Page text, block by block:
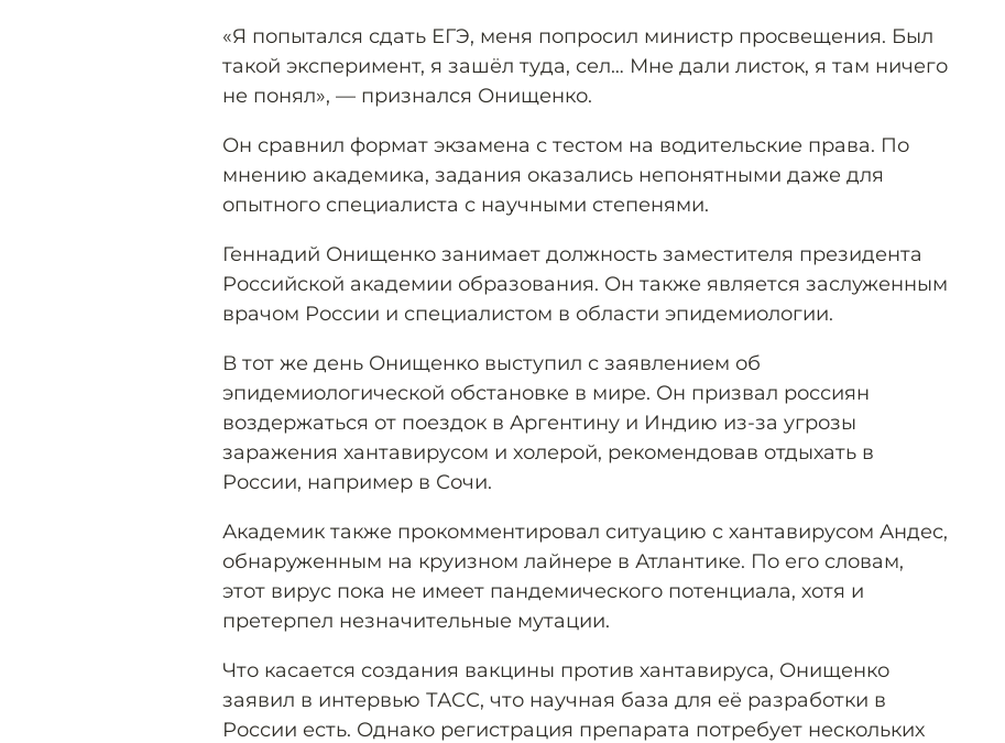
«Я попытался сдать ЕГЭ, меня попросил министр просвещения. Был
такой эксперимент, я зашёл туда, сел… Мне дали листок, я там ничего
не понял», — признался Онищенко.
Он сравнил формат экзамена с тестом на водительские права. По
мнению академика, задания оказались непонятными даже для
опытного специалиста с научными степенями.
Геннадий Онищенко занимает должность заместителя президента
Российской академии образования. Он также является заслуженным
врачом России и специалистом в области эпидемиологии.
В тот же день Онищенко выступил с заявлением об
эпидемиологической обстановке в мире. Он призвал россиян
воздержаться от поездок в Аргентину и Индию из-за угрозы
заражения хантавирусом и холерой, рекомендовав отдыхать в
России, например в Сочи.
Академик также прокомментировал ситуацию с хантавирусом Андес,
обнаруженным на круизном лайнере в Атлантике. По его словам,
этот вирус пока не имеет пандемического потенциала, хотя и
претерпел незначительные мутации.
Что касается создания вакцины против хантавируса, Онищенко
заявил в интервью ТАСС, что научная база для её разработки в
России есть. Однако регистрация препарата потребует нескольких